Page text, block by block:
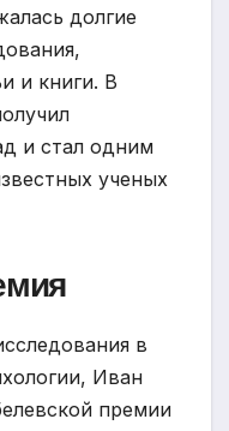
долгие
и книги. В
и стал одним
ученых
в
Иван
премии